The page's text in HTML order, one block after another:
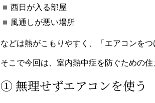
西日が入る部屋
風通しが悪い場所
などは熱がこもりやすく、「エアコンを
そこで今回は、室内熱中症を防ぐための
① 無理せずエアコンを使う